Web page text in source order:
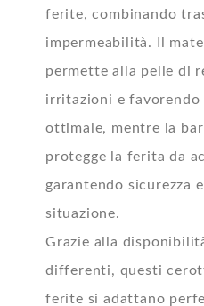
ferite, combinando
impermeabilità. Il
permette alla pelle di
irritazioni e favorendo
ottimale, mentre la
protegge la ferita da
garantendo sicurezza
situazione.
Grazie alla
differenti, questi
ferite si adattano